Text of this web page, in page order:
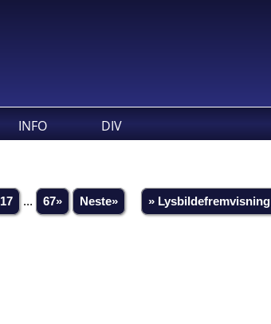
INFO DIV
17 ... 67» Neste» » Lysbildefremvisning